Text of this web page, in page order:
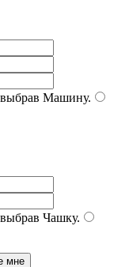
Машину.
Чашку.